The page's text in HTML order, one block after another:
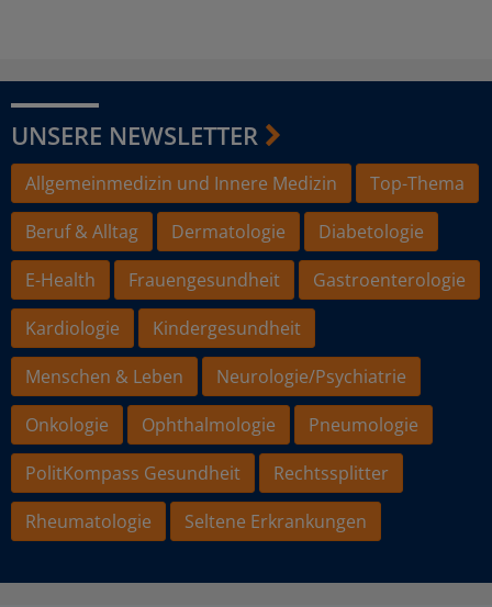
UNSERE NEWSLETTER
Allgemeinmedizin und Innere Medizin
Top-Thema
Beruf & Alltag
Dermatologie
Diabetologie
E-Health
Frauengesundheit
Gastroenterologie
Kardiologie
Kindergesundheit
Menschen & Leben
Neurologie/Psychiatrie
Onkologie
Ophthalmologie
Pneumologie
PolitKompass Gesundheit
Rechtssplitter
Rheumatologie
Seltene Erkrankungen